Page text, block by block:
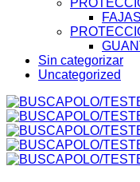
FAJAS
Sin categorizar
Uncategorized